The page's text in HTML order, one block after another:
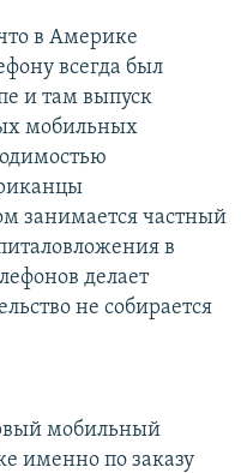
в Америке
всегда был
и там выпуск
мобильных
занимается частный
в
делает
не собирается
мобильный
именно по заказу